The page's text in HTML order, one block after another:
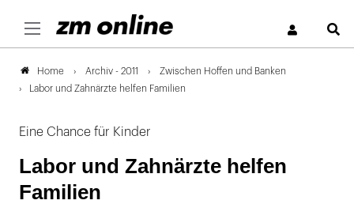
Home Archiv - 2011
Zwischen Hoffen und Banken
Labor und Zahnärzte helfen Familien
Eine Chance für Kinder
Labor und Zahnärzte helfen
Familien